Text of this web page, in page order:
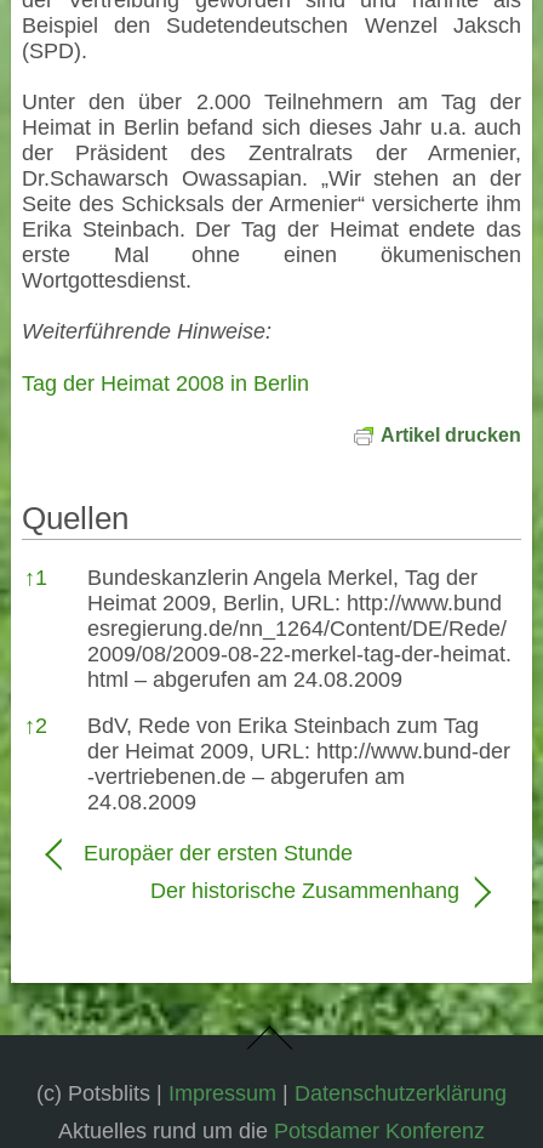
Beispiel den Sudetendeutschen Wenzel Jaksch
(SPD).
Unter den über 2.000 Teilnehmern am Tag der
Heimat in Berlin befand sich dieses Jahr u.a. auch
der Präsident des Zentralrats der Armenier,
Dr.Schawarsch Owassapian. „Wir stehen an der
Seite des Schicksals der Armenier“ versicherte ihm
Erika Steinbach. Der Tag der Heimat endete das
erste Mal ohne einen ökumenischen
Wortgottesdienst.
Weiterführende Hinweise:
Tag der Heimat 2008 in Berlin
Artikel drucken
Quellen
Quellen
↑1
Bundeskanzlerin Angela Merkel, Tag der
Heimat 2009, Berlin, URL: http://www.bund
esregierung.de/nn_1264/Content/DE/Rede/
2009/08/2009-08-22-merkel-tag-der-heimat.
html – abgerufen am 24.08.2009
↑2
BdV, Rede von Erika Steinbach zum Tag
der Heimat 2009, URL: http://www.bund-der
-vertriebenen.de– abgerufen am
24.08.2009
Europäer der ersten Stunde
Der historische Zusammenhang
(c) Potsblits | Impressum | Datenschutzerklärung
Aktuelles rund um die Potsdamer Konferenz